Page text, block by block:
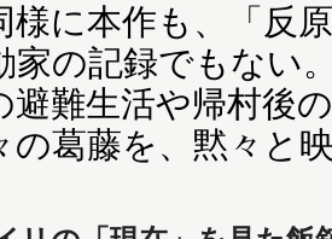
に本作も、「反
家の記録でもない
避難生活や帰村後
の葛藤を、黙々と